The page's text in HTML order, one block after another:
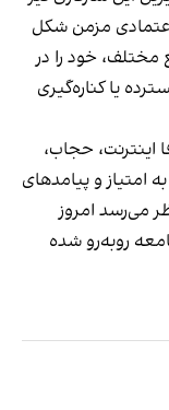
مزمن شکل
خود را در
یا کناره‌گیری
اینترنت، حجاب،
امتیاز و پیامدهای
می‌رسد امروز
روبه‌رو شده